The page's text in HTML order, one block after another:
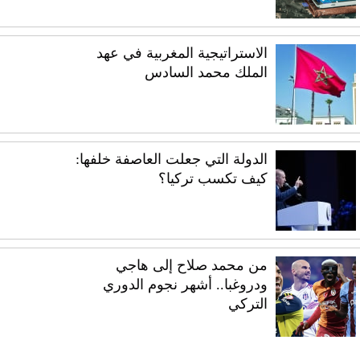
الاستراتيجية المغربية في عهد
الملك محمد السادس
الدولة التي جعلت العاصفة خلفها:
كيف تكسب تركيا؟
من محمد صلاح إلى هاجي
ودروغبا.. أشهر نجوم الدوري
التركي